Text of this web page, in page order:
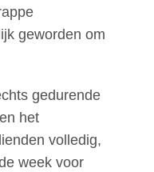
geworden om
gedurende
het
volledig,
week voor